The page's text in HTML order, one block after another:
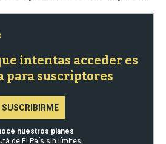
intentas acceder es
para suscriptores
SUSCRIBIRME
nuestros planes
de El País sin límites.